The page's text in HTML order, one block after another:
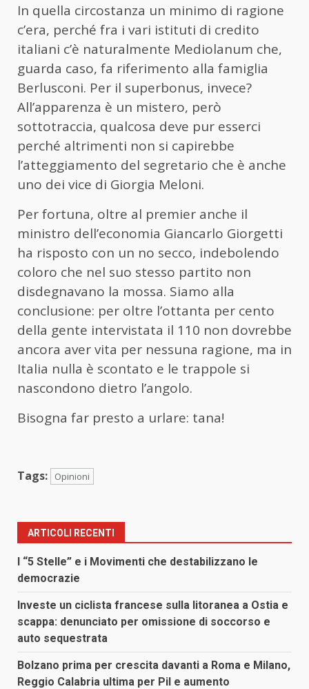
In quella circostanza un minimo di ragione
c’era, perché fra i vari istituti di credito
italiani c’è naturalmente Mediolanum che,
guarda caso, fa riferimento alla famiglia
Berlusconi. Per il superbonus, invece?
All’apparenza è un mistero, però
sottotraccia, qualcosa deve pur esserci
perché altrimenti non si capirebbe
l’atteggiamento del segretario che è anche
uno dei vice di Giorgia Meloni.
Per fortuna, oltre al premier anche il
ministro dell’economia Giancarlo Giorgetti
ha risposto con un no secco, indebolendo
coloro che nel suo stesso partito non
disdegnavano la mossa. Siamo alla
conclusione: per oltre l’ottanta per cento
della gente intervistata il 110 non dovrebbe
ancora aver vita per nessuna ragione, ma in
Italia nulla è scontato e le trappole si
nascondono dietro l’angolo.
Bisogna far presto a urlare: tana!
Tags: Opinioni
ARTICOLI RECENTI
I “5 Stelle” e i Movimenti che destabilizzano le
democrazie
Investe un ciclista francese sulla litoranea a Ostia e
scappa: denunciato per omissione di soccorso e
auto sequestrata
Bolzano prima per crescita davanti a Roma e Milano,
Reggio Calabria ultima per Pil e aumento